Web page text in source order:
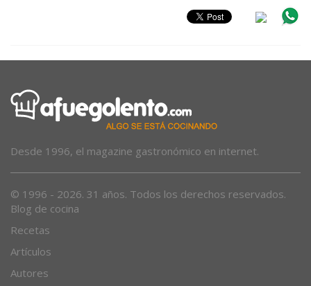
Desde 1996, el magazine gastronómico en internet.
© 1996 - 2026. 31 años. Todos los derechos reservados.
Blog de cocina
Recetas
Artículos
Autores